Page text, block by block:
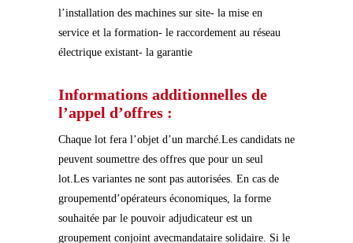
l’installation des machines sur site- la mise en
service et la formation- le raccordement au réseau
électrique existant- la garantie
Informations additionnelles de
l’appel d’offres :
Chaque lot fera l’objet d’un marché.Les candidats ne
peuvent soumettre des offres que pour un seul
lot.Les variantes ne sont pas autorisées. En cas de
groupementd’opérateurs économiques, la forme
souhaitée par le pouvoir adjudicateur est un
groupement conjoint avecmandataire solidaire. Si le